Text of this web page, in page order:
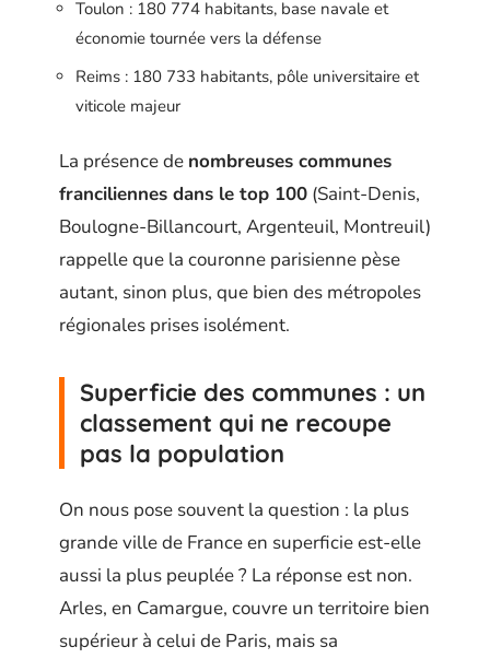
Toulon : 180 774 habitants, base navale et
économie tournée vers la défense
Reims : 180 733 habitants, pôle universitaire et
viticole majeur
La présence de nombreuses communes
franciliennes dans le top 100 (Saint-Denis,
Boulogne-Billancourt, Argenteuil, Montreuil)
rappelle que la couronne parisienne pèse
autant, sinon plus, que bien des métropoles
régionales prises isolément.
Superficie des communes : un
classement qui ne recoupe
pas la population
On nous pose souvent la question : la plus
grande ville de France en superficie est-elle
aussi la plus peuplée ? La réponse est non.
Arles, en Camargue, couvre un territoire bien
supérieur à celui de Paris, mais sa